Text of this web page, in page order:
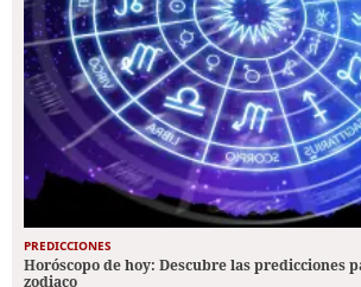
PREDICCIONES
Horóscopo de hoy: Descubre las predicciones
zodiaco